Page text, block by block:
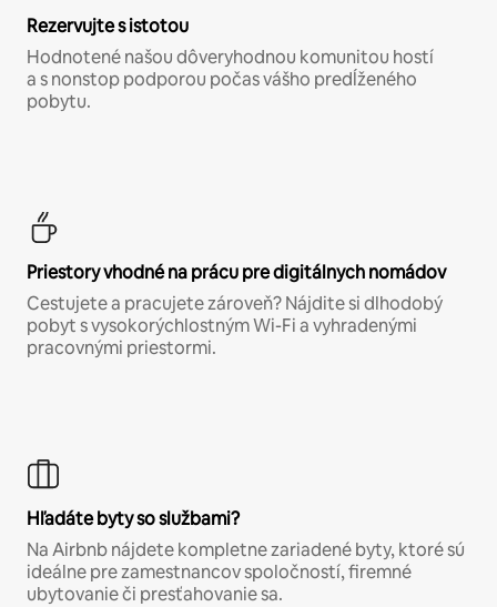
Rezervujte s istotou
Hodnotené našou dôveryhodnou komunitou hostí
a s nonstop podporou počas vášho predĺženého
pobytu.
Priestory vhodné na prácu pre digitálnych nomádov
Cestujete a pracujete zároveň? Nájdite si dlhodobý
pobyt s vysokorýchlostným Wi-Fi a vyhradenými
pracovnými priestormi.
Hľadáte byty so službami?
Na Airbnb nájdete kompletne zariadené byty, ktoré sú
ideálne pre zamestnancov spoločností, firemné
ubytovanie či presťahovanie sa.